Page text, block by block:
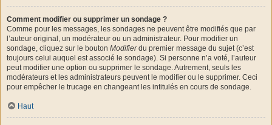
Comment modifier ou supprimer un sondage ?
Comme pour les messages, les sondages ne peuvent être modifiés que par
l’auteur original, un modérateur ou un administrateur. Pour modifier un
sondage, cliquez sur le bouton Modifierdu premier message du sujet (c’est
toujours celui auquel est associé le sondage). Si personne n’a voté, l’auteur
peut modifier une option ou supprimer le sondage. Autrement, seuls les
modérateurs et les administrateurs peuvent le modifier ou le supprimer. Ceci
pour empêcher le trucage en changeant les intitulés en cours de sondage.
Haut